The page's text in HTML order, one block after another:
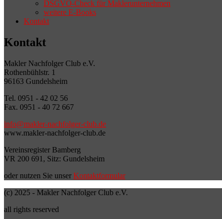
DSGVO-Check für Maklerunternehmen
weitere E-Books
Kontakt
Kontakt
Makler Nachfolger Club e.V.
Rothenbühlstr. 1
96163 Gundelsheim
Tel. 0951 - 42 02 56
Fax. 0951 - 40 72 667
info@makler-nachfolger-club.de
www.makler-nachfolger-club.de
Vereinsregister Bamberg
VR 200 691, Sitz: Gundelsheim
oder nutzen Sie unser Kontaktformular
(c) 2025 - Makler Nachfolger Club e.V.
all rights reserved